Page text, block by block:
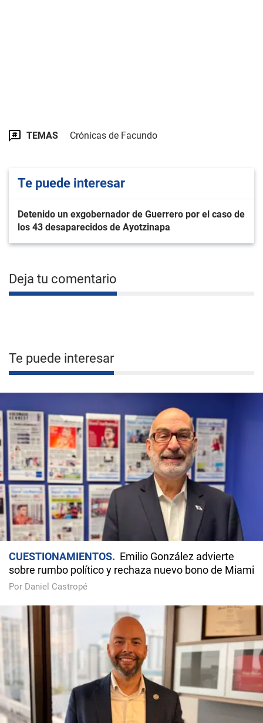
TEMAS Crónicas de Facundo
Te puede interesar
Detenido un exgobernador de Guerrero por el caso de
los 43 desaparecidos de Ayotzinapa
Deja tu comentario
Te puede interesar
CUESTIONAMIENTOS
Emilio González advierte
sobre rumbo político y rechaza nuevo bono de Miami
Por Daniel Castropé